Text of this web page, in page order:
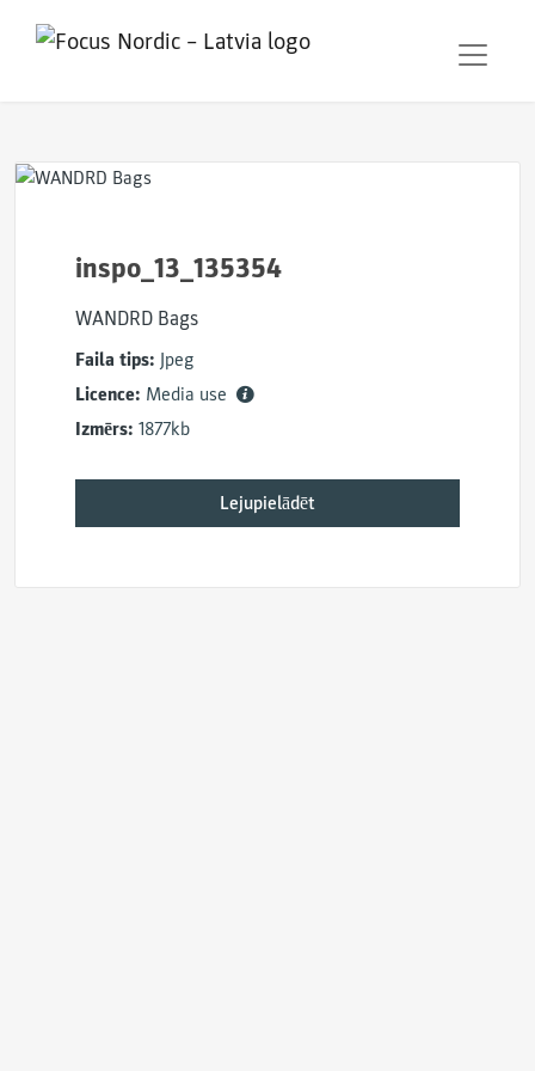
inspo_13_135354
WANDRD Bags
Faila tips: Jpeg
Licence: Media use
Izmērs: 1877kb
Lejupielādēt